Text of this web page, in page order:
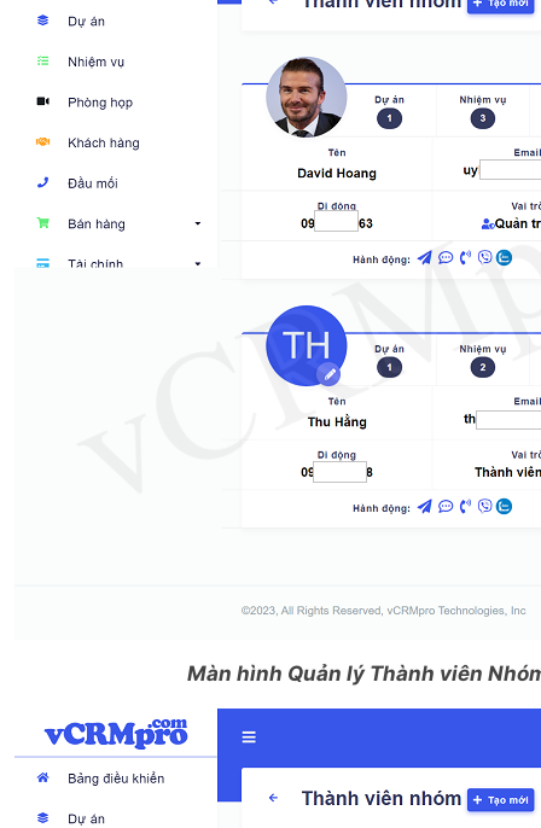
Màn hình Quản lý Thành viên